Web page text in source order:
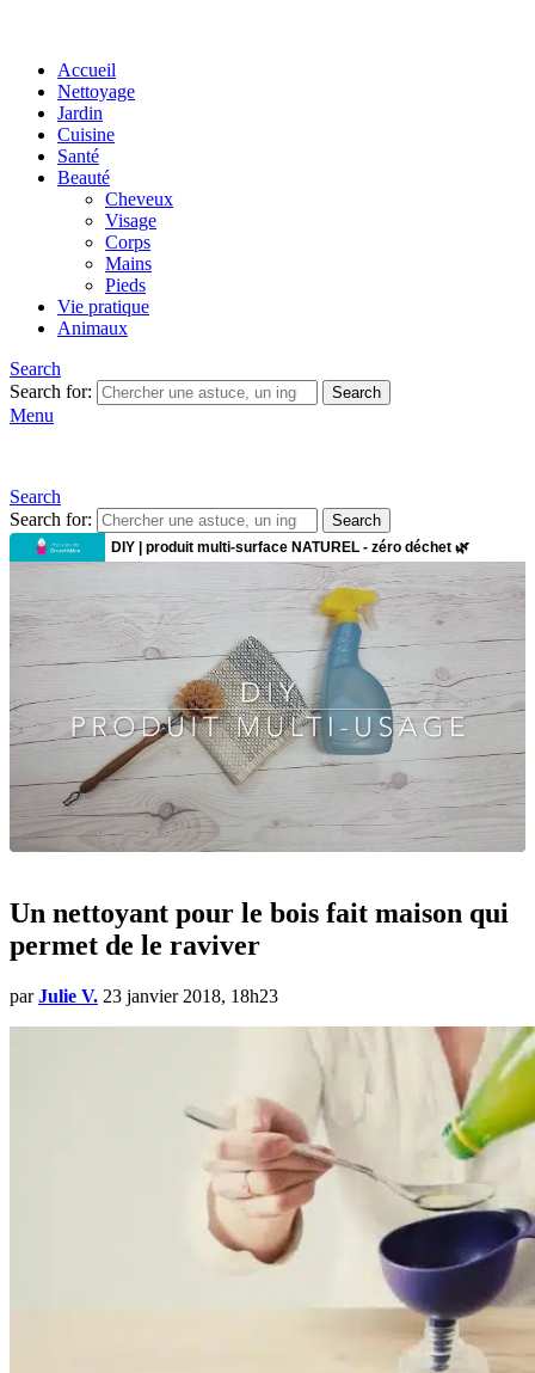
Accueil
Nettoyage
Jardin
Cuisine
Santé
Beauté
Cheveux
Visage
Corps
Mains
Pieds
Vie pratique
Animaux
Search
Search for:
Search
Menu
Search
Search for:
Search
Un nettoyant pour le bois fait maison qui
permet de le raviver
par Julie V. 23 janvier 2018, 18h23